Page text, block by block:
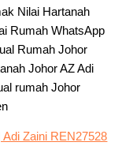
Nilai Hartanah
Rumah WhatsApp
Rumah Johor
Johor AZ Adi
rumah Johor
Zaini REN27528